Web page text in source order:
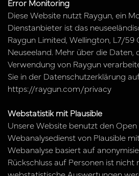
Error Monitoring
Diese Website nutzt Raygun, ein
Dienstanbieter ist das
Raygun Limited, Wellington, L7/59
Neuseeland. Mehr über die Daten,
Verwendung von Raygun
Sie in der Datenschutzerklärung
https://raygun.com/privacy
Webstatistik mit Plausible
Unsere Website benutzt den Open
Webanalysedienst von Plausible
Webanalyse basiert auf
Rückschluss auf Personen ist nicht